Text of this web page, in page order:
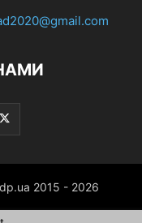
2015 - 2026